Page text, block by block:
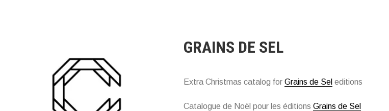
GRAINS DE SEL
Extra Christmas catalog for Grains de Sel editions
Catalogue de Noël pour les éditions Grains de Sel